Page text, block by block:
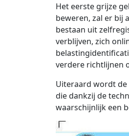
Het eerste grijze
beweren, zal er bij
bestaan ​​uit
verblijven, zich
verdere richtlijnen
Uiteraard wordt
die dankzij de
waarschijnlijk een